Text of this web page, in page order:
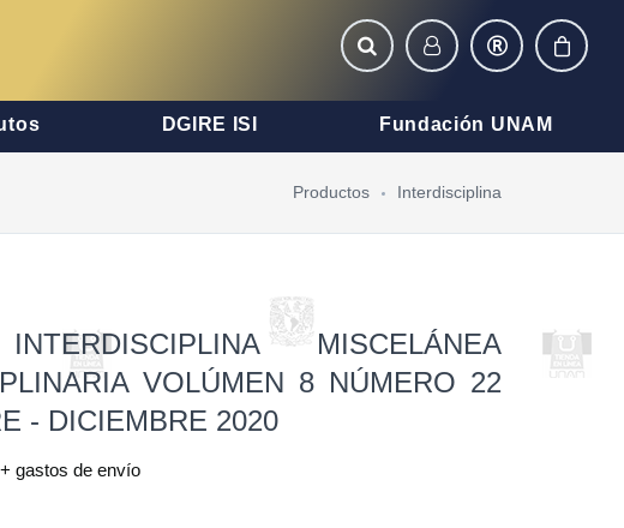
DGIRE ISI Fundación UNAM
Productos Interdisciplina
MISCELÁNEA
VOLÚMEN 8 NÚMERO 22
- DICIEMBRE 2020
gastos de envío